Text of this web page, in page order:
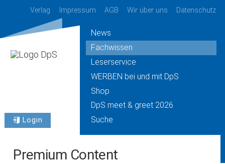
Verlag Impressum AGB Wir über uns Datenschutz
Login
News
Fachwissen
Leserservice
WERBEN bei und mit DpS
Shop
DpS meet & greet 2026
Suche
Premium Content